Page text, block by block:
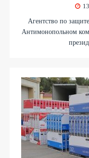
Агентство по
Антимонопольном